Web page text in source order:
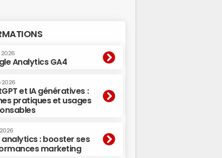
2026
Analytics GA4
2026
et IA génératives :
pratiques et usages
analytics : booster ses
marketing